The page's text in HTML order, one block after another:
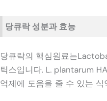
당큐락 성분과 효능
당큐락의 핵심원료는
틱스입니다. L. plantarum
억제에 도움을 줄 수 있는